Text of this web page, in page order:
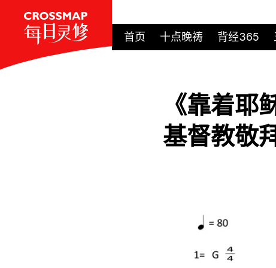
首页 十点晚祷 背经365
《靠着耶
基督教敬